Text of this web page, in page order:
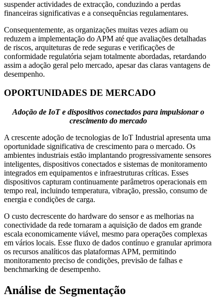
suspender actividades de extracção, conduzindo a perdas
financeiras significativas e a consequências regulamentares.
Consequentemente, as organizações muitas vezes adiam ou
reduzem a implementação do APM até que avaliações detalhadas
de riscos, arquiteturas de rede seguras e verificações de
conformidade regulatória sejam totalmente abordadas, retardando
assim a adoção geral pelo mercado, apesar das claras vantagens de
desempenho.
OPORTUNIDADES DE MERCADO
Adoção de IoT e dispositivos conectados para impulsionar o
crescimento do mercado
A crescente adoção de tecnologias de IoT Industrial apresenta uma
oportunidade significativa de crescimento para o mercado. Os
ambientes industriais estão implantando progressivamente sensores
inteligentes, dispositivos conectados e sistemas de monitoramento
integrados em equipamentos e infraestruturas críticas. Esses
dispositivos capturam continuamente parâmetros operacionais em
tempo real, incluindo temperatura, vibração, pressão, consumo de
energia e condições de carga.
O custo decrescente do hardware do sensor e as melhorias na
conectividade da rede tornaram a aquisição de dados em grande
escala economicamente viável, mesmo para operações complexas
em vários locais. Esse fluxo de dados contínuo e granular aprimora
os recursos analíticos das plataformas APM, permitindo
monitoramento preciso de condições, previsão de falhas e
benchmarking de desempenho.
Análise de Segmentação